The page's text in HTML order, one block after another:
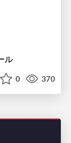
ル
0 370